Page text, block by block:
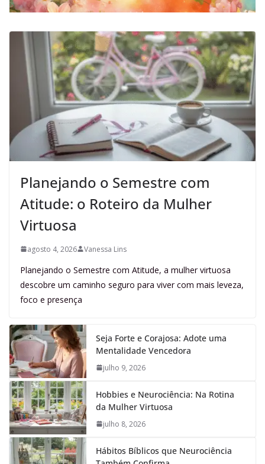
Planejando o Semestre com
Atitude: o Roteiro da Mulher
Virtuosa
agosto 4, 2026 Vanessa Lins
Planejando o Semestre com Atitude, a mulher virtuosa
descobre um caminho seguro para viver com mais leveza,
foco e presença
Seja Forte e Corajosa: Adote uma
Mentalidade Vencedora
julho 9, 2026
Hobbies e Neurociência: Na Rotina
da Mulher Virtuosa
julho 8, 2026
Hábitos Bíblicos que Neurociência